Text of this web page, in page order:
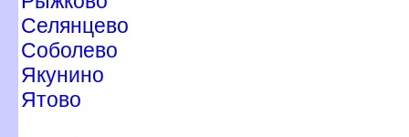
Селянцево
Соболево
Якунино
Ятово